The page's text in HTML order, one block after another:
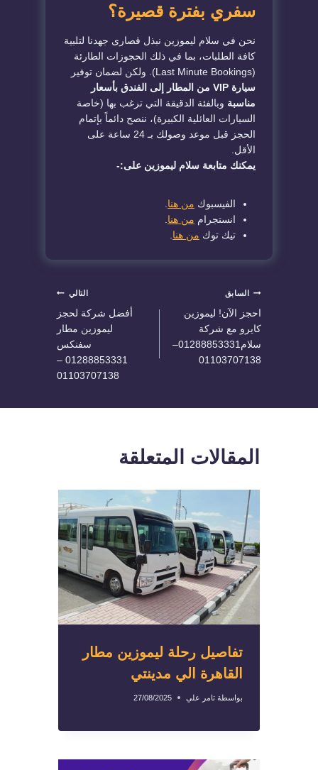
سفري بفترة قصيرة؟
نحن في سلام ليموزين نبذل قصارى جهدنا لتلبية
كافة الطلبات، بما في ذلك الحجوزات الطارئة
(Last Minute Bookings). ولكن لضمان توفير
سيارة VIP من المطار إلى الفندق بأسعار
مناسبة وبالفئة الدقيقة التي ترغب بها (خاصة
السيارات العائلية الكبيرة)، ننصح دائماً بإتمام
الحجز قبل موعد وصولك بـ 24 ساعة على
الأقل.
يمكنك متابعة سلام ليموزين على:-
الفيسبوك من هنا
انستجرام من هنا
تيك توك من هنا
تصفّح
المقالات
السابق
احجز الآن! ليموزين
كايرو مع شركة
سلام01288853331–
01103707138
التالي
أفضل شركة لحجز
ليموزين مطار
سفنكس
01288853331 –
01103707138
المقالات المتعلقة
تفاصيل رحلة ليموزين مطار
القاهرة الي مدينتي
بواسطة تامر علي 27/08/2025